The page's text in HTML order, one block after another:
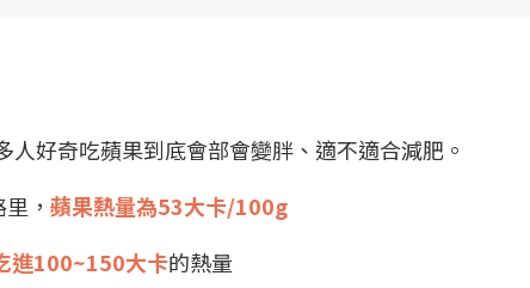
好奇吃蘋果到底會部會變胖、適不適合減肥。
， 蘋果熱量為53大卡/100g
進100~150大卡的熱量